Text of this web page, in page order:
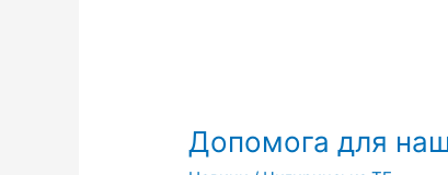
Допомога для
наших
захисників